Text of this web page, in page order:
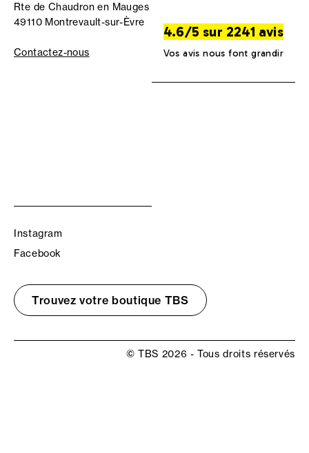
Rte de Chaudron en Mauges
49110 Montrevault-sur-Èvre
Contactez-nous
4.6/5 sur 2241 avis
Vos avis nous font grandir
Instagram
Facebook
Trouvez votre boutique TBS
© TBS 2026 - Tous droits réservés